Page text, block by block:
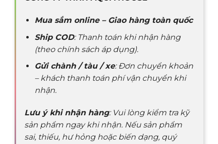
Mua sắm online – Giao hàng toàn quốc
Ship COD: Thanh toán khi nhận hàng
(theo chính sách áp dụng).
Gửi chành / tàu / xe: Đơn chuyển khoản
– khách thanh toán phí vận chuyển khi
nhận.
Lưu ý khi nhận hàng: Vui lòng kiểm tra kỹ
sản phẩm ngay khi nhận. Nếu sản phẩm
sai, thiếu, hư hỏng hoặc biến dạng, quý